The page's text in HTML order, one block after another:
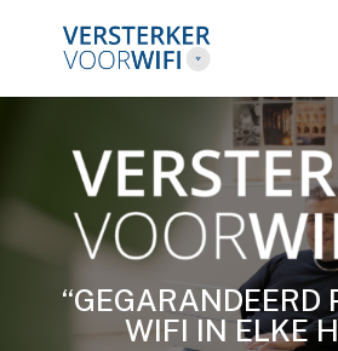
“GEGARANDEERD
WIFI IN ELKE